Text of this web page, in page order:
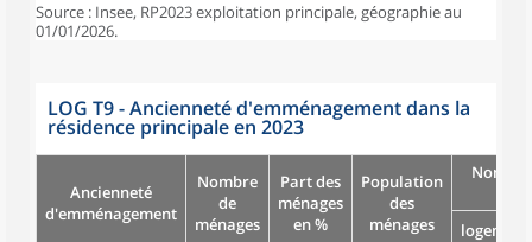
Source : Insee, RP2023 exploitation principale, géographie au
01/01/2026.
LOG T9 - Ancienneté d'emménagement dans la
résidence principale en 2023
Ancienneté
d'emménagement
Nombre
de
ménages
Part des
ménages
en %
Population
des
ménages
logement